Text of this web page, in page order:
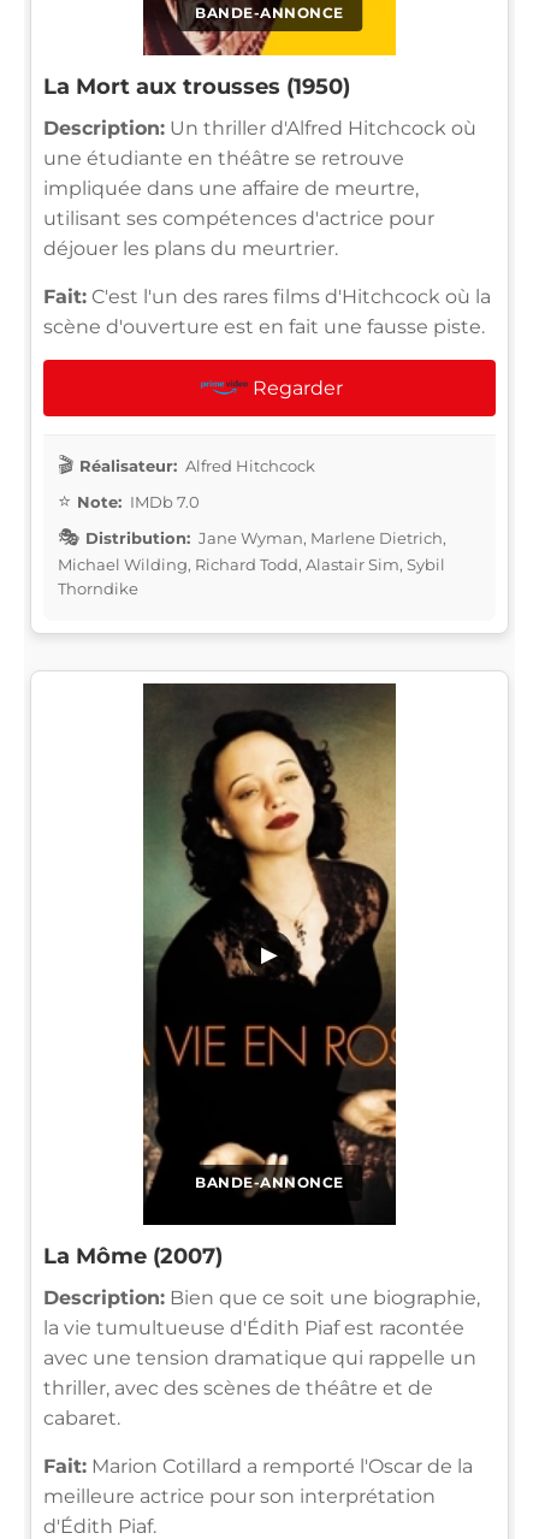
BANDE-ANNONCE
La Mort aux trousses (1950)
Description: Un thriller d'Alfred Hitchcock où
une étudiante en théâtre se retrouve
impliquée dans une affaire de meurtre,
utilisant ses compétences d'actrice pour
déjouer les plans du meurtrier.
Fait: C'est l'un des rares films d'Hitchcock où la
scène d'ouverture est en fait une fausse piste.
Regarder
Réalisateur: Alfred Hitchcock
Note: IMDb 7.0
Distribution: Jane Wyman, Marlene Dietrich,
Michael Wilding, Richard Todd, Alastair Sim, Sybil
Thorndike
BANDE-ANNONCE
▶
La Môme (2007)
Description: Bien que ce soit une biographie,
la vie tumultueuse d'Édith Piaf est racontée
avec une tension dramatique qui rappelle un
thriller, avec des scènes de théâtre et de
cabaret.
Fait: Marion Cotillard a remporté l'Oscar de la
meilleure actrice pour son interprétation
d'Édith Piaf.